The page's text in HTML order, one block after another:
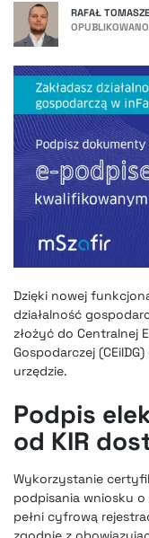
RAFAŁ
OPUBLIKOWANO
Dzięki nowej
działalność
złożyć do Centralnej
Gospodarczej
urzędzie.
Podpis
od KIR
Wykorzystanie
podpisania wniosku o
pełni cyfrową